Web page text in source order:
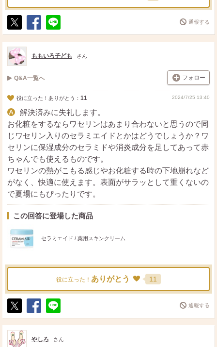
ポ
ス
ト
シ
ェ
送
る
通報する
ももいろ子ども さん
Q&A一覧へ フォロー
役に立った！ありがとう： 11 2024/7/25 13:40
解決済みに失礼します。
お化粧をするならワセリンはあまり合わないと思うので同
じワセリン入りのセラミエイドとかはどうでしょうか？ワ
セリンに保湿成分のセラミドや消炎成分を足してあって赤
ちゃんでも使えるものです。
ワセリンの熱がこもる感じやお化粧する時の下地崩れなど
がなく、快適に使えます。表面がサラッとして重くないの
で夏場にもぴったりです。
この回答に登場した商品
セラミエイド / 薬用スキンクリーム
役に立った！ ありがとう 11
ポ
ス
ト
シ
ェ
送
る
通報する
やしろ さん